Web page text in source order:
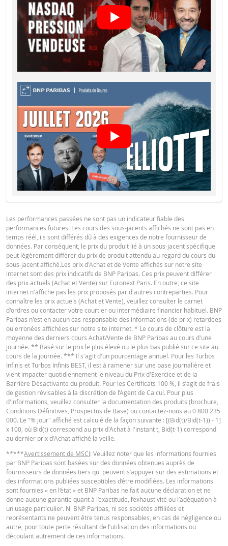
Barrière
désactivante
6 896,0866 -
Prime de
risque de gap
0,306
4,70
-
Valeur du
portefeuille
(EUR)
18,54 -
Turbos Infinis
Best (EUR)
18,54 -
Les prix indiqués dans le simulateur sont indicatifs et ne reflètent pas les
actuels ou futurs. Le simulateur suppose un pourcentage de coût de
financement constant alors que ce pourcentage peut en fait changer de
devise différente peuvent être influencés par les effets du taux change. Le
vendeur (le spread) et les dividendes éventuels (et l'impôt sur les
Ce simulateur suppose une prime de risque de gap constante, mais en
elle peut changer à tout moment et influer ainsi négativement ou
sur le rendement. La "prime de risque indicative", calculée en fonction du
acheteur actuel, peut différer de la prime de risque réelle. L'influence du
roulement périodique des contrats à terme n'est également pas prise en
dans le simulateur. En raison des arrondis, les valeurs affichées peuvent
également différer du développement des valeurs dans la réalité.
BNP Paribas n’agit pas en tant que conseiller juridique ou fiscal, comptable
conseiller en investissement et n’a aucune obligation de fiduciaire à votre
en ce qui concerne le calculateur et / ou en relation avec des transactions
des produits émis par BNP Paribas ou d’autres transactions connexes. Vous
pouvez pas compter sur BNP Paribas pour des conseils en investissement
des recommandations de quelque nature que ce soit. Bien que les prix
soient basés sur des informations jugées fiables, leur exactitude ou leur
exhaustivité n'est pas garantie. BNP Paribas n'offre aucune garantie en ce
concerne les informations fournies par la calculatrice et décline toute
responsabilité pour tout dommage direct, indirect, spécial, accessoire,
immatériel ou consécutif (y compris le manque à gagner) résultant de
manière que ce soit de l'utilisation de la calculatrice par vous. ou vos
ou les informations contenues dans ce document. Les données de taux de
change saisies proviennent de BNP Paribas et s’appliquent strictement à la
indiquée. Les taux indiqués par la calculatrice sont indicatifs et destinés à
fins d’information uniquement. L'information sur les prix ne constitue pas
invitation ou une offre d'achat ou de vente de titres ou d'autres instruments
financiers. Les informations sont exclusivement destinées à être utilisées
destinataires prévus. Il est interdit de reproduire, distribuer ou copier ces
informations, en tout ou en partie, à quelque fin que ce soit sans
expresse et préalable de BNP Paribas. De plus amples informations sont
disponibles sur demande auprès de BNP Paribas.
DOCUMENTATION JURIDIQUE
Notices
ÉTAT FINANCIER
Financial Information
Cost Report URL
QUOTES
Latest Product Quotes
Les performances passées ne sont pas un indicateur fiable des
performances futures. Les cours des sous-jacents affichés ne sont pas en
temps réél, ils sont différés dû à des exigences de notre fournisseur de
données. Par conséquent, le prix du produit lié à un sous-jacent spécifique
peut légèrement différer du prix de produit attendu au regard du cours du
sous-jacent affiché.Les prix d'Achat et de Vente affichés sur notre site
internet sont des prix indicatifs de BNP Paribas. Ces prix peuvent différer
des prix actuels (Achat et Vente) sur Euronext Paris. En outre, ce site
internet n'affiche pas les prix proposés par d'autres contreparties. Pour
connaître les prix actuels (Achat et Vente), veuillez consulter le carnet
d'ordres ou contacter votre courtier ou intermédiaire financier habituel. BNP
Paribas n'est en aucun cas responsable des informations (de prix) retardées
ou erronées affichées sur notre site internet. * Le cours de clôture est la
moyenne des derniers cours Achat/Vente de BNP Paribas au cours d'une
journée. ** Basé sur le prix le plus élevé ou le plus bas publié sur ce site au
cours de la journée. *** Il s'agit d'un pourcentage annuel. Pour les Turbos
Infinis et Turbos Infinis BEST, il est à ramener sur une base journalière et
vient impacter quotidiennement le niveau du Prix d'Exercice et de la
Barrière Désactivante du produit. Pour les Certificats 100 %, il s’agit de frais
de gestion révisables à la discrétion de l’Agent de Calcul. Pour plus
d'informations, veuillez consulter la documentation des produits (brochure,
Conditions Définitives, Prospectus de Base) ou contactez-nous au 0 800 235
000. Le "% jour" affiché est calculé de la façon suivante : [(Bid(t)/Bid(t-1)) - 1]
x 100, où Bid(t) correspond au prix d'Achat à l'instant t, Bid(t-1) correspond
au dernier prix d'Achat affiché la veille.
*****Avertissement de MSCI: Veuillez noter que les informations fournies
par BNP Paribas sont basées sur des données obtenues auprès de
fournisseurs de données tiers qui peuvent s’appuyer sur des estimations et
des informations publiées susceptibles d’être modifiées. Les informations
sont fournies « en l’état » et BNP Paribas ne fait aucune déclaration et ne
donne aucune garantie quant à l’exactitude, l’exhaustivité ou l’adéquation à
un usage particulier. Ni BNP Paribas, ni ses sociétés affiliées et
représentants ne peuvent être tenus responsables, en cas de négligence ou
autre, pour toute perte résultant de l’utilisation des informations ou
découlant autrement de ces informations.